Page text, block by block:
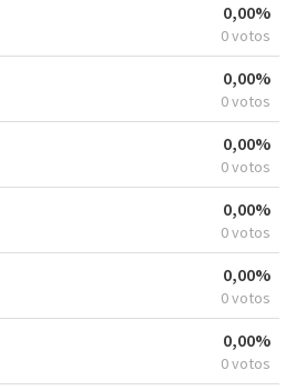
0,00%
0 votos
0,00%
0 votos
0,00%
0 votos
0,00%
0 votos
0,00%
0 votos
0,00%
0 votos